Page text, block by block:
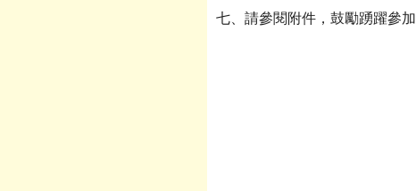
七、請參閱附件，鼓勵踴躍參加